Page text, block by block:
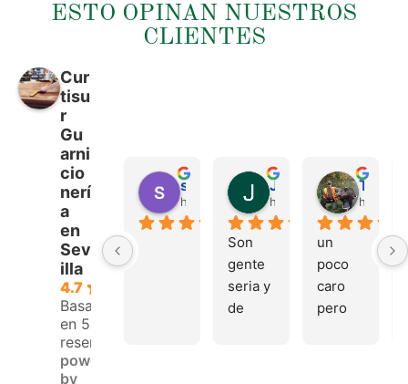
ESTO OPINAN NUESTROS
CLIENTES
Cur
tisu
r
Gu
arni
cio
nerí
a
en
Sev
illa
4.7
Basado
en 53
reseñas.
powered
by
hace 4 meses hace 4 meses
Son
gente
seria y
de
hace 4
un
poco
caro
pero